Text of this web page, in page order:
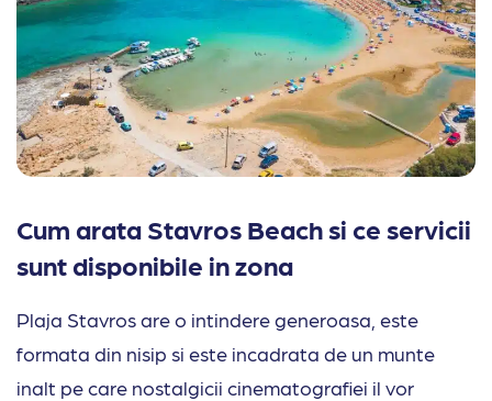
Cum arata Stavros Beach si ce servicii
sunt disponibile in zona
Plaja Stavros are o intindere generoasa, este
formata din nisip si este incadrata de un munte
inalt pe care nostalgicii cinematografiei il vor